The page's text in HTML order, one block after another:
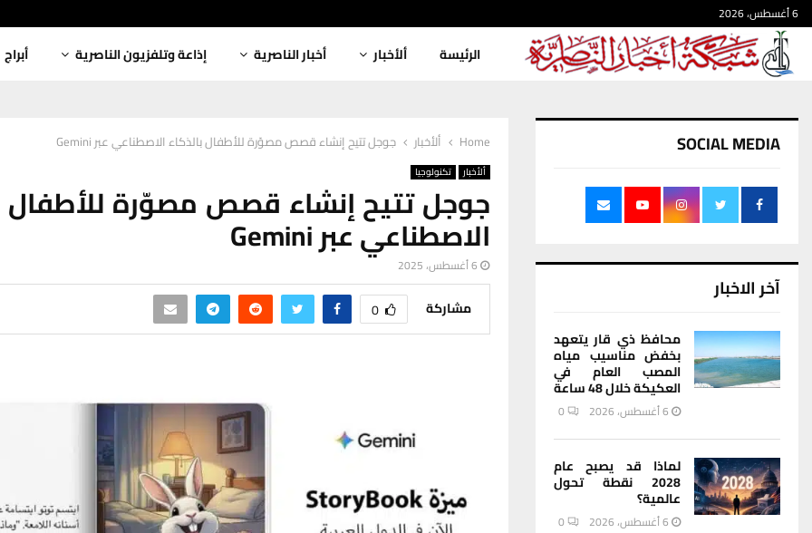
6 أغسطس، 2026
الرئيسة ألأخبار أخبار الناصرية إذاعة وتلفزيون الناصرية أبراج
Home ألأخبار جوجل تتيح إنشاء قصص مصوّرة للأطفال بالذكاء الاصطناعي عبر Gemini
ألأخبار تكنولوجيا
جوجل تتيح إنشاء قصص مصوّرة للأطفال
الاصطناعي عبر Gemini
6 أغسطس، 2025
مشاركة 0
SOCIAL MEDIA
آخر الاخبار
محافظ ذي قار يتعهد
بخفض مناسيب مياه
المصب العام في
العكيكة خلال 48 ساعة
6 أغسطس، 2026 0
لماذا قد يصبح عام
2028 نقطة تحول
عالمية؟
6 أغسطس، 2026 0